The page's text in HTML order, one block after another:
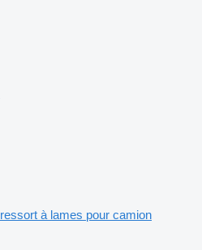
ressort à lames pour camion